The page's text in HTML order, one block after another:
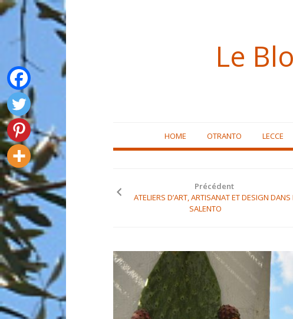
Le
content
HOME OTRANTO LECCE
Précédent
ATELIERS D’ART, ARTISANAT ET DESIGN DANS
SALENTO